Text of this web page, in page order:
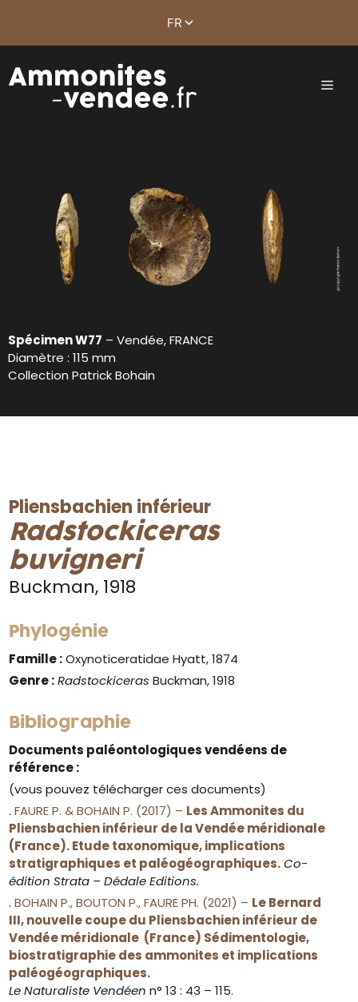
Spécimen W77 – Vendée, FRANCE
Diamètre : 115 mm
Collection Patrick Bohain
Pliensbachien inférieur
Radstockiceras
buvigneri
Buckman, 1918
Phylogénie
Famille :Oxynoticeratidae Hyatt, 1874
Genre : Radstockiceras Buckman, 1918
Bibliographie
Documents paléontologiques vendéens de
référence :
(vous pouvez télécharger ces documents)
.FAURE P. & BOHAIN P. (2017) – Les Ammonites du
Pliensbachien inférieur de la Vendée méridionale
(France). Etude taxonomique, implications
stratigraphiques et paléogéographiques. Co-
édition Strata – Dédale Editions.
.BOHAIN P., BOUTON P., FAURE PH. (2021) – Le Bernard
III, nouvelle coupe du Pliensbachien inférieur de
Vendée méridionale (France) Sédimentologie,
biostratigraphie des ammonites et implications
paléogéographiques.
Le Naturaliste Vendéen n° 13 : 43 – 115.